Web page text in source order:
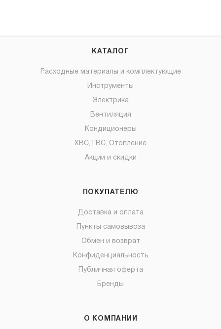
КАТАЛОГ
Расходные материалы и комплектующие
Инструменты
Электрика
Вентиляция
Кондиционеры
ХВС, ГВС, Отопление
Акции и скидки
ПОКУПАТЕЛЮ
Доставка и оплата
Пункты самовывоза
Обмен и возврат
Конфиденциальность
Публичная оферта
Бренды
О КОМПАНИИ